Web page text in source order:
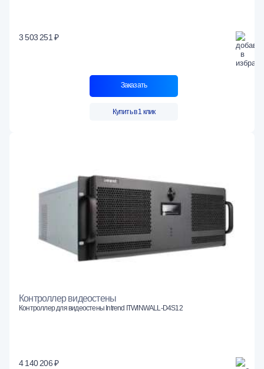
3 503 251 ₽
Заказать
Купить в 1 клик
Контроллер видеостены
Контроллер для видеостены Intrend ITWINWALL-D4S12
4 140 206 ₽